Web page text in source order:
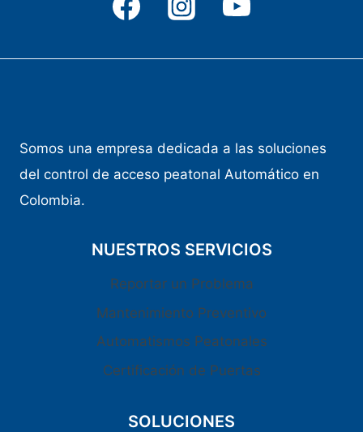
Somos una empresa dedicada a las soluciones
del control de acceso peatonal Automático en
Colombia.
NUESTROS SERVICIOS
Reportar un Problema
Mantenimiento Preventivo
Automatismos Peatonales
Certificación de Puertas
SOLUCIONES